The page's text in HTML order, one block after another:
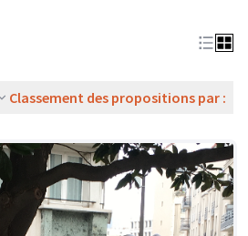
Classement des propositions par :